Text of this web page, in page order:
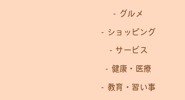
グルメ
ショッピング
サービス
健康・医療
教育・習い事